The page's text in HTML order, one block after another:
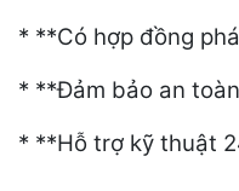
* **Có hợp đồng
* **Đảm bảo an
* **Hỗ trợ kỹ thuật